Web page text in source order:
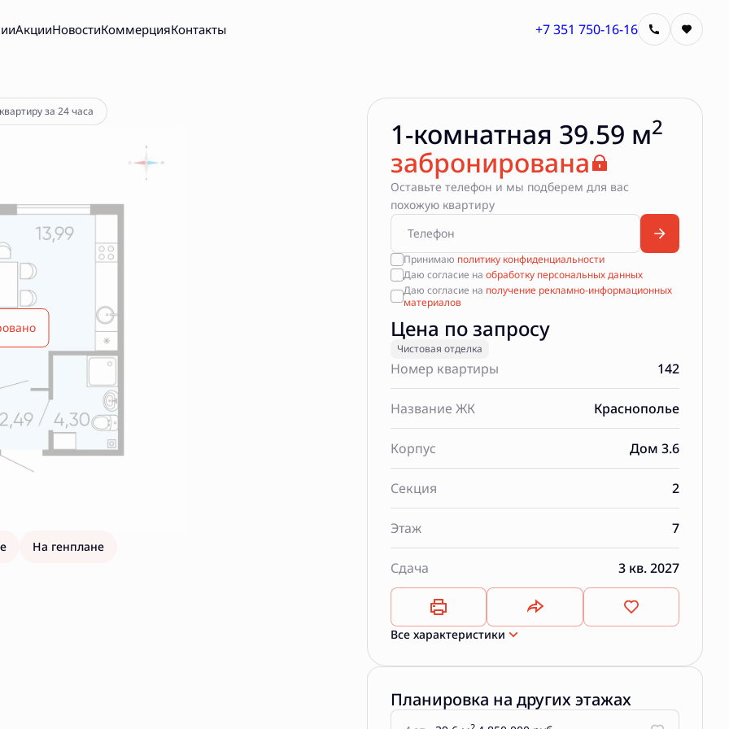
АкцииНовостиКоммерцияКонтакты +7 351 750-16-16
Квартира забронирована
за 24 часа
На генплане
1-комнатная 39.59 м2
забронирована
Оставьте телефон и мы подберем для вас
похожую квартиру
Принимаю политику конфиденциальности
Даю согласие на обработку персональных данных
Даю согласие на получение рекламно-информационных
материалов
Цена по запросу
Чистовая отделка
Номер квартиры 142
Название ЖК Краснополье
Корпус Дом 3.6
Секция 2
Этаж 7
Сдача 3 кв. 2027
Все характеристики
Планировка на других этажах